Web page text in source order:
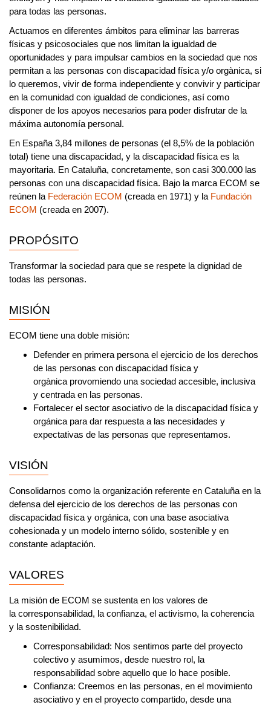
para todas las personas.
Actuamos en diferentes ámbitos para eliminar las barreras
físicas y psicosociales que nos limitan la igualdad de
oportunidades y para impulsar cambios en la sociedad que nos
permitan a las personas con discapacidad física y/o orgànica, si
lo queremos, vivir de forma independiente y convivir y participar
en la comunidad con igualdad de condiciones, así como
disponer de los apoyos necesarios para poder disfrutar de la
máxima autonomía personal.
En España 3,84 millones de personas (el 8,5% de la población
total) tiene una discapacidad, y la discapacidad física es la
mayoritaria. En Cataluña, concretamente, son casi 300.000 las
personas con una discapacidad física. Bajo la marca ECOM se
reúnen la Federación ECOM (creada en 1971) y la Fundación
ECOM (creada en 2007).
PROPÓSITO
Transformar la sociedad para que se respete la dignidad de
todas las personas.
MISIÓN
ECOM tiene una doble misión:
Defender en primera persona el ejercicio de los derechos
de las personas con discapacidad física y
orgànica provomiendo una sociedad accesible, inclusiva
y centrada en las personas.
Fortalecer el sector asociativo de la discapacidad física y
orgánica para dar respuesta a las necesidades y
expectativas de las personas que representamos.
VISIÓN
Consolidarnos como la organización referente en Cataluña en la
defensa del ejercicio de los derechos de las personas con
discapacidad física y orgánica, con una base asociativa
cohesionada y un modelo interno sólido, sostenible y en
constante adaptación.
VALORES
La misión de ECOM se sustenta en los valores de
la corresponsabilidad, la confianza, el activismo, la coherencia
y la sostenibilidad.
Corresponsabilidad: Nos sentimos parte del proyecto
colectivo y asumimos, desde nuestro rol, la
responsabilidad sobre aquello que lo hace posible.
Confianza: Creemos en las personas, en el movimiento
asociativo y en el proyecto compartido, desde una